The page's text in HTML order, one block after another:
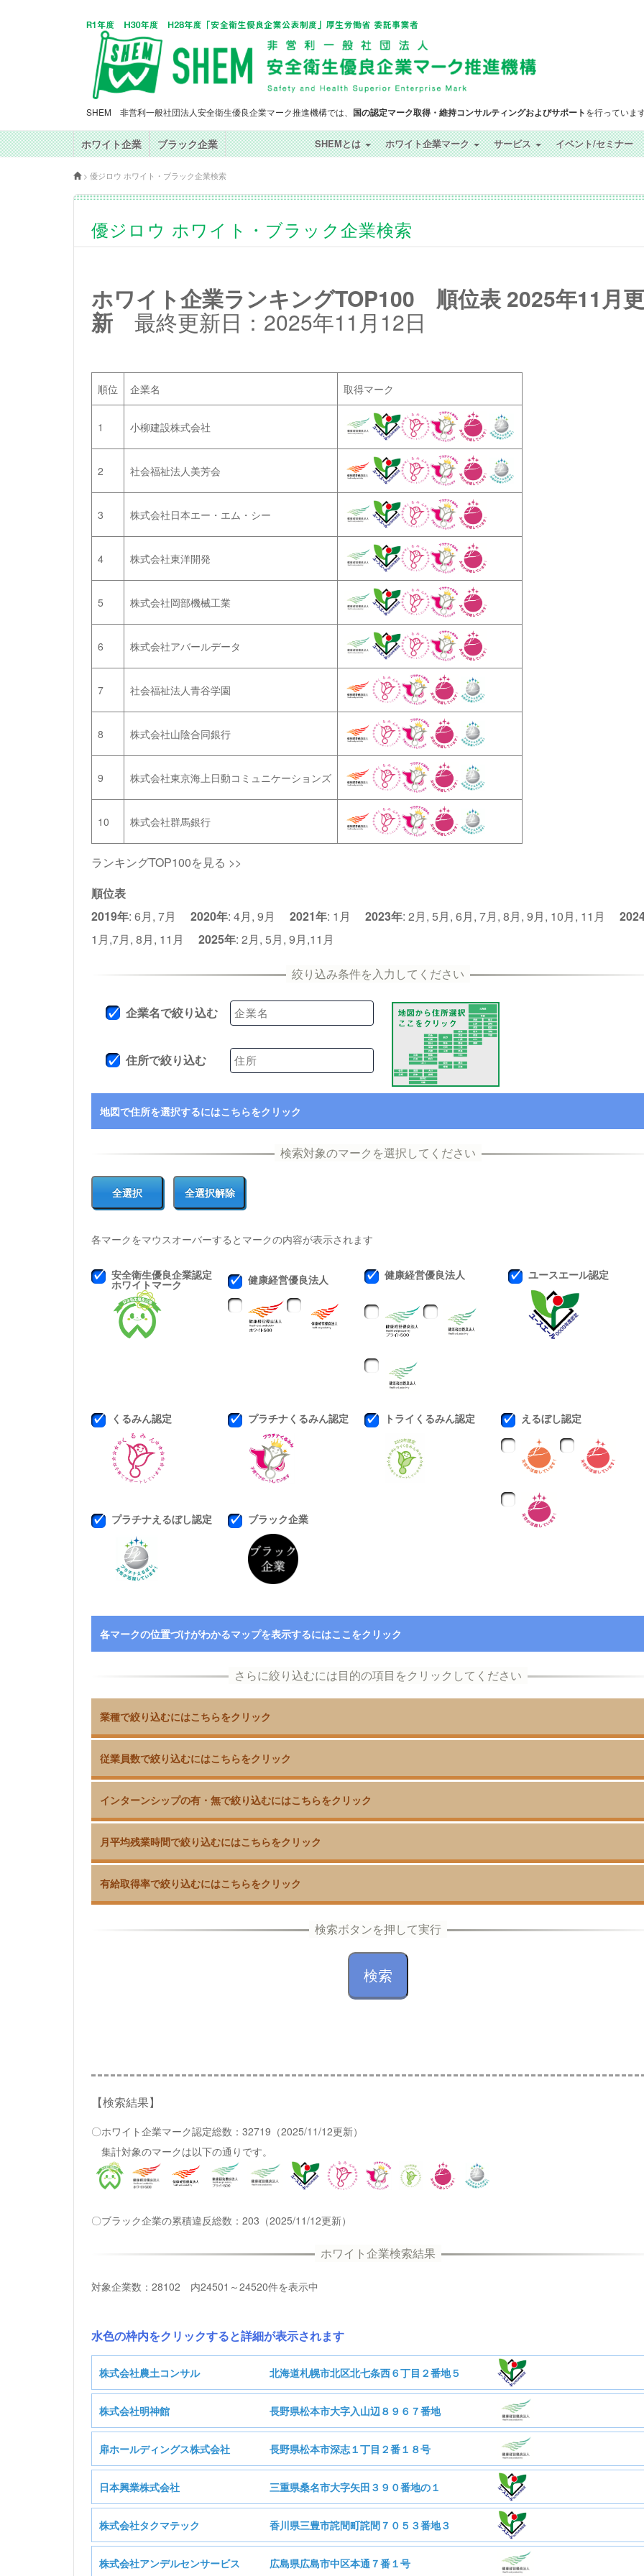
SHEM 非営利一般社団法人安全衛生優良企業マーク推進機構では、 国の認定マーク取得・維持コンサルティングおよびサポートを行っていま
ホワイト企業 ブラック企業 SHEMとは ホワイト企業マーク サービス イベント/セミナー
> 優ジロウ ホワイト・ブラック企業検索
優ジロウ ホワイト・ブラック企業検索
ホワイト企業ランキングTOP100 順位表 2025年11月更
新 最終更新日：2025年11月12日
順位 企業名 取得マーク
1 小柳建設株式会社
2 社会福祉法人美芳会
3 株式会社日本エー・エム・シー
4 株式会社東洋開発
5 株式会社岡部機械工業
6 株式会社アバールデータ
7 社会福祉法人青谷学園
8 株式会社山陰合同銀行
9 株式会社東京海上日動コミュニケーションズ
10 株式会社群馬銀行
ランキングTOP100を見る >>
順位表
2019年: 6月, 7月 2020年: 4月, 9月 2021年: 1月 2023年: 2月, 5月, 6月, 7月, 8月, 9月, 10月, 11月
1月,7月, 8月, 11月 2025年: 2月, 5月, 9月,11月
企業名で絞り込む
住所で絞り込む
地図で住所を選択するにはこちらをクリック
各マークをマウスオーバーするとマークの内容が表示されます
安全衛生優良企業認定
ホワイトマーク 健康経営優良法人 健康経営優良法人 ユースエール認定
くるみん認定 プラチナくるみん認定 トライくるみん認定 えるぼし認定
プラチナえるぼし認定 ブラック企業
各マークの位置づけがわかるマップを表示するにはここをクリック
業種で絞り込むにはこちらをクリック
従業員数で絞り込むにはこちらをクリック
インターンシップの有・無で絞り込むにはこちらをクリック
月平均残業時間で絞り込むにはこちらをクリック
有給取得率で絞り込むにはこちらをクリック
【検索結果】
〇ホワイト企業マーク認定総数：32719（2025/11/12更新）
集計対象のマークは以下の通りです。
〇ブラック企業の累積違反総数：203（2025/11/12更新）
対象企業数：28102 内24501～24520件を表示中
水色の枠内をクリックすると詳細が表示されます
株式会社農土コンサル 北海道札幌市北区北七条西６丁目２番地５
株式会社農土コンサル
基本情報
業種 L:学術研究，専門・技術サービス業 従業員数
株式会社明神館 長野県松本市大字入山辺８９６７番地
株式会社明神館
基本情報
業種 M:宿泊業，飲食サービス業 従業員数
扉ホールディングス株式会社 長野県松本市深志１丁目２番１８号
扉ホールディングス株式会社
基本情報
日本興業株式会社 三重県桑名市大字矢田３９０番地の１
日本興業株式会社
株式会社タクマテック 香川県三豊市詫間町詫間７０５３番地３
株式会社アンデルセンサービス 広島県広島市中区本通７番１号